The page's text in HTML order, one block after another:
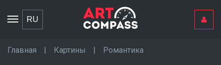
Toggle
navigation
RU
Главная | Картины | Романтика